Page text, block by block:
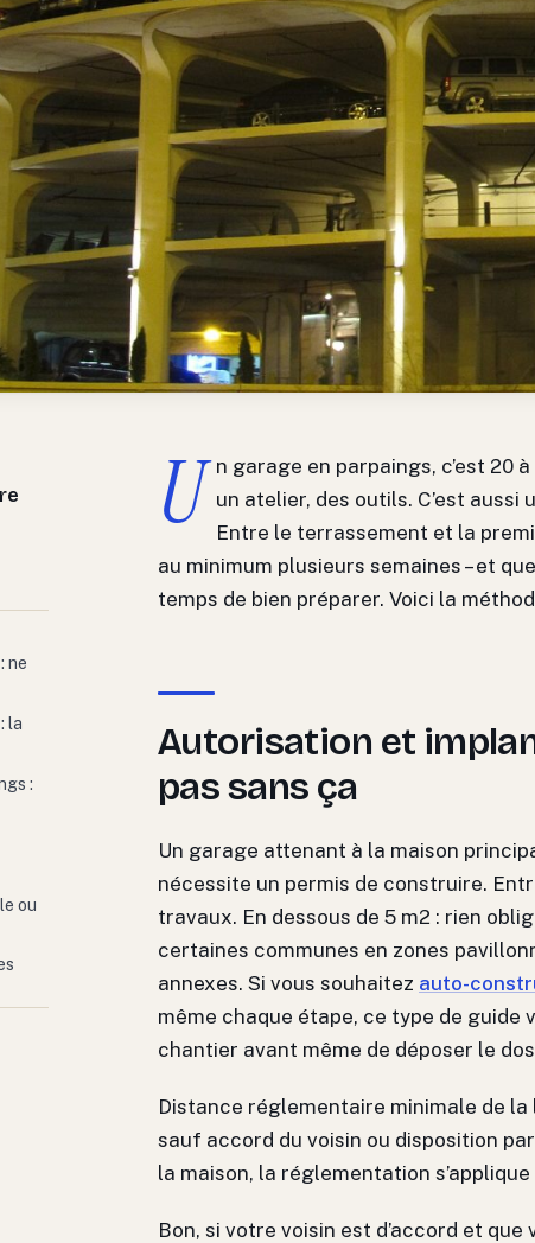
ne
la
:
ou
U n garage en parpaings, c’est 20
un atelier, des outils. C’est aussi
Entre le terrassement et la
au minimum plusieurs semaines – et
temps de bien préparer. Voici la
Autorisation et
pas sans ça
Un garage attenant à la maison
nécessite un permis de construire.
travaux. En dessous de 5 m2 : rien
certaines communes en zones
annexes. Si vous souhaitez auto-
même chaque étape, ce type de guide
chantier avant même de déposer le
Distance réglementaire minimale de
sauf accord du voisin ou disposition
la maison, la réglementation
Bon, si votre voisin est d’accord et